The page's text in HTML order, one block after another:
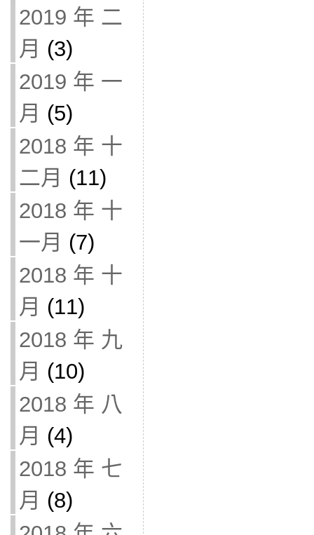
2019 年 二
月 (3)
2019 年 一
月 (5)
2018 年 十
二月 (11)
2018 年 十
一月 (7)
2018 年 十
月 (11)
2018 年 九
月 (10)
2018 年 八
月 (4)
2018 年 七
月 (8)